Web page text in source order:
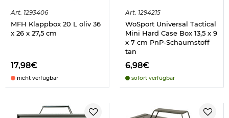
Art. 1293406
MFH Klappbox 20 L oliv 36
x 26 x 27,5 cm
17,98€
nicht verfügbar
Art. 1294215
WoSport Universal Tactical
Mini Hard Case Box 13,5 x 9
x 7 cm PnP-Schaumstoff
tan
6,98€
sofort verfügbar